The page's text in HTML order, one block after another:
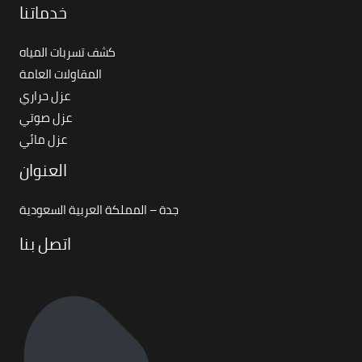
خدماتنا
كشف تسربات المياه
المقاولات العامة
عزل حراري
عزل صوتي
عزل مائي
العنوان
جدة – المملكة العربية السعودية
اتصل بنا